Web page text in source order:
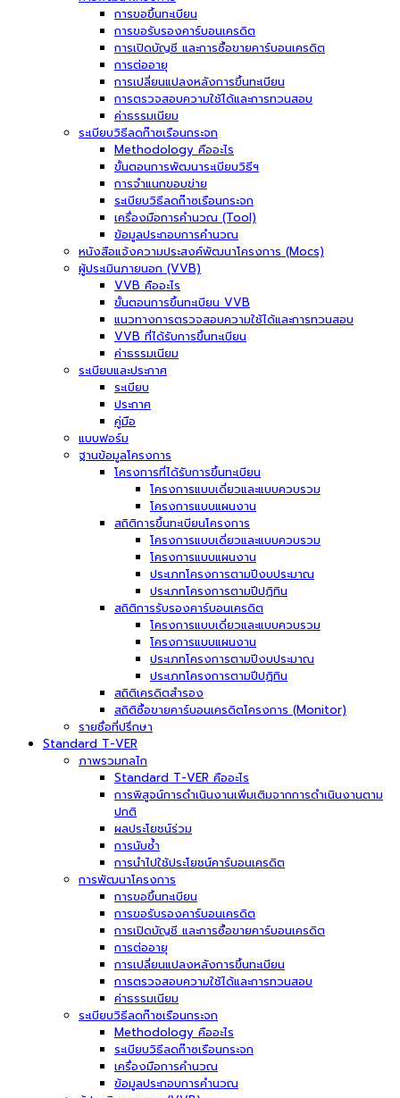
การขอขึ้นทะเบียน
การขอรับรองคาร์บอนเครดิต
การเปิดบัญชี และการซื้อขายคาร์บอนเครดิต
การต่ออายุ
การเปลี่ยนแปลงหลังการขึ้นทะเบียน
การตรวจสอบความใช้ได้และการทวนสอบ
ค่าธรรมเนียม
ระเบียบวิธีลดก๊าซเรือนกระจก
Methodology คืออะไร
ขั้นตอนการพัฒนาระเบียบวิธีฯ
การจำแนกขอบข่าย
ระเบียบวิธีลดก๊าซเรือนกระจก
เครื่องมือการคำนวณ (Tool)
ข้อมูลประกอบการคำนวณ
หนังสือแจ้งความประสงค์พัฒนาโครงการ (Mocs)
ผู้ประเมินภายนอก (VVB)
VVB คืออะไร
ขั้นตอนการขึ้นทะเบียน VVB
แนวทางการตรวจสอบความใช้ได้และการทวนสอบ
VVB ที่ได้รับการขึ้นทะเบียน
ค่าธรรมเนียม
ระเบียบและประกาศ
ระเบียบ
ประกาศ
คู่มือ
แบบฟอร์ม
ฐานข้อมูลโครงการ
โครงการที่ได้รับการขึ้นทะเบียน
โครงการแบบเดี่ยวและแบบควบรวม
โครงการแบบแผนงาน
สถิติการขึ้นทะเบียนโครงการ
โครงการแบบเดี่ยวและแบบควบรวม
โครงการแบบแผนงาน
ประเภทโครงการตามปีงบประมาณ
ประเภทโครงการตามปีปฏิทิน
สถิติการรับรองคาร์บอนเครดิต
โครงการแบบเดี่ยวและแบบควบรวม
โครงการแบบแผนงาน
ประเภทโครงการตามปีงบประมาณ
ประเภทโครงการตามปีปฏิทิน
สถิติเครดิตสำรอง
สถิติซื้อขายคาร์บอนเครดิตโครงการ (Monitor)
รายชื่อที่ปรึกษา
Standard T-VER
ภาพรวมกลไก
Standard T-VER คืออะไร
การพิสูจน์การดำเนินงานเพิ่มเติมจากการดำเนินงานตาม
ปกติ
ผลประโยชน์ร่วม
การนับซ้ำ
การนำไปใช้ประโยชน์คาร์บอนเครดิต
การพัฒนาโครงการ
การขอขึ้นทะเบียน
การขอรับรองคาร์บอนเครดิต
การเปิดบัญชี และการซื้อขายคาร์บอนเครดิต
การต่ออายุ
การเปลี่ยนแปลงหลังการขึ้นทะเบียน
การตรวจสอบความใช้ได้และการทวนสอบ
ค่าธรรมเนียม
ระเบียบวิธีลดก๊าซเรือนกระจก
Methodology คืออะไร
ระเบียบวิธีลดก๊าซเรือนกระจก
เครื่องมือการคำนวณ
ข้อมูลประกอบการคำนวณ